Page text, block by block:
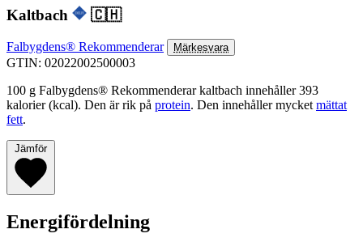
Kaltbach 🇨🇭
Falbygdens® Rekommenderar Märkesvara
GTIN: 02022002500003
100 g Falbygdens® Rekommenderar kaltbach innehåller 393
kalorier (kcal). Den är rik på protein. Den innehåller mycketmättat
fett.
Jämför
Energifördelning